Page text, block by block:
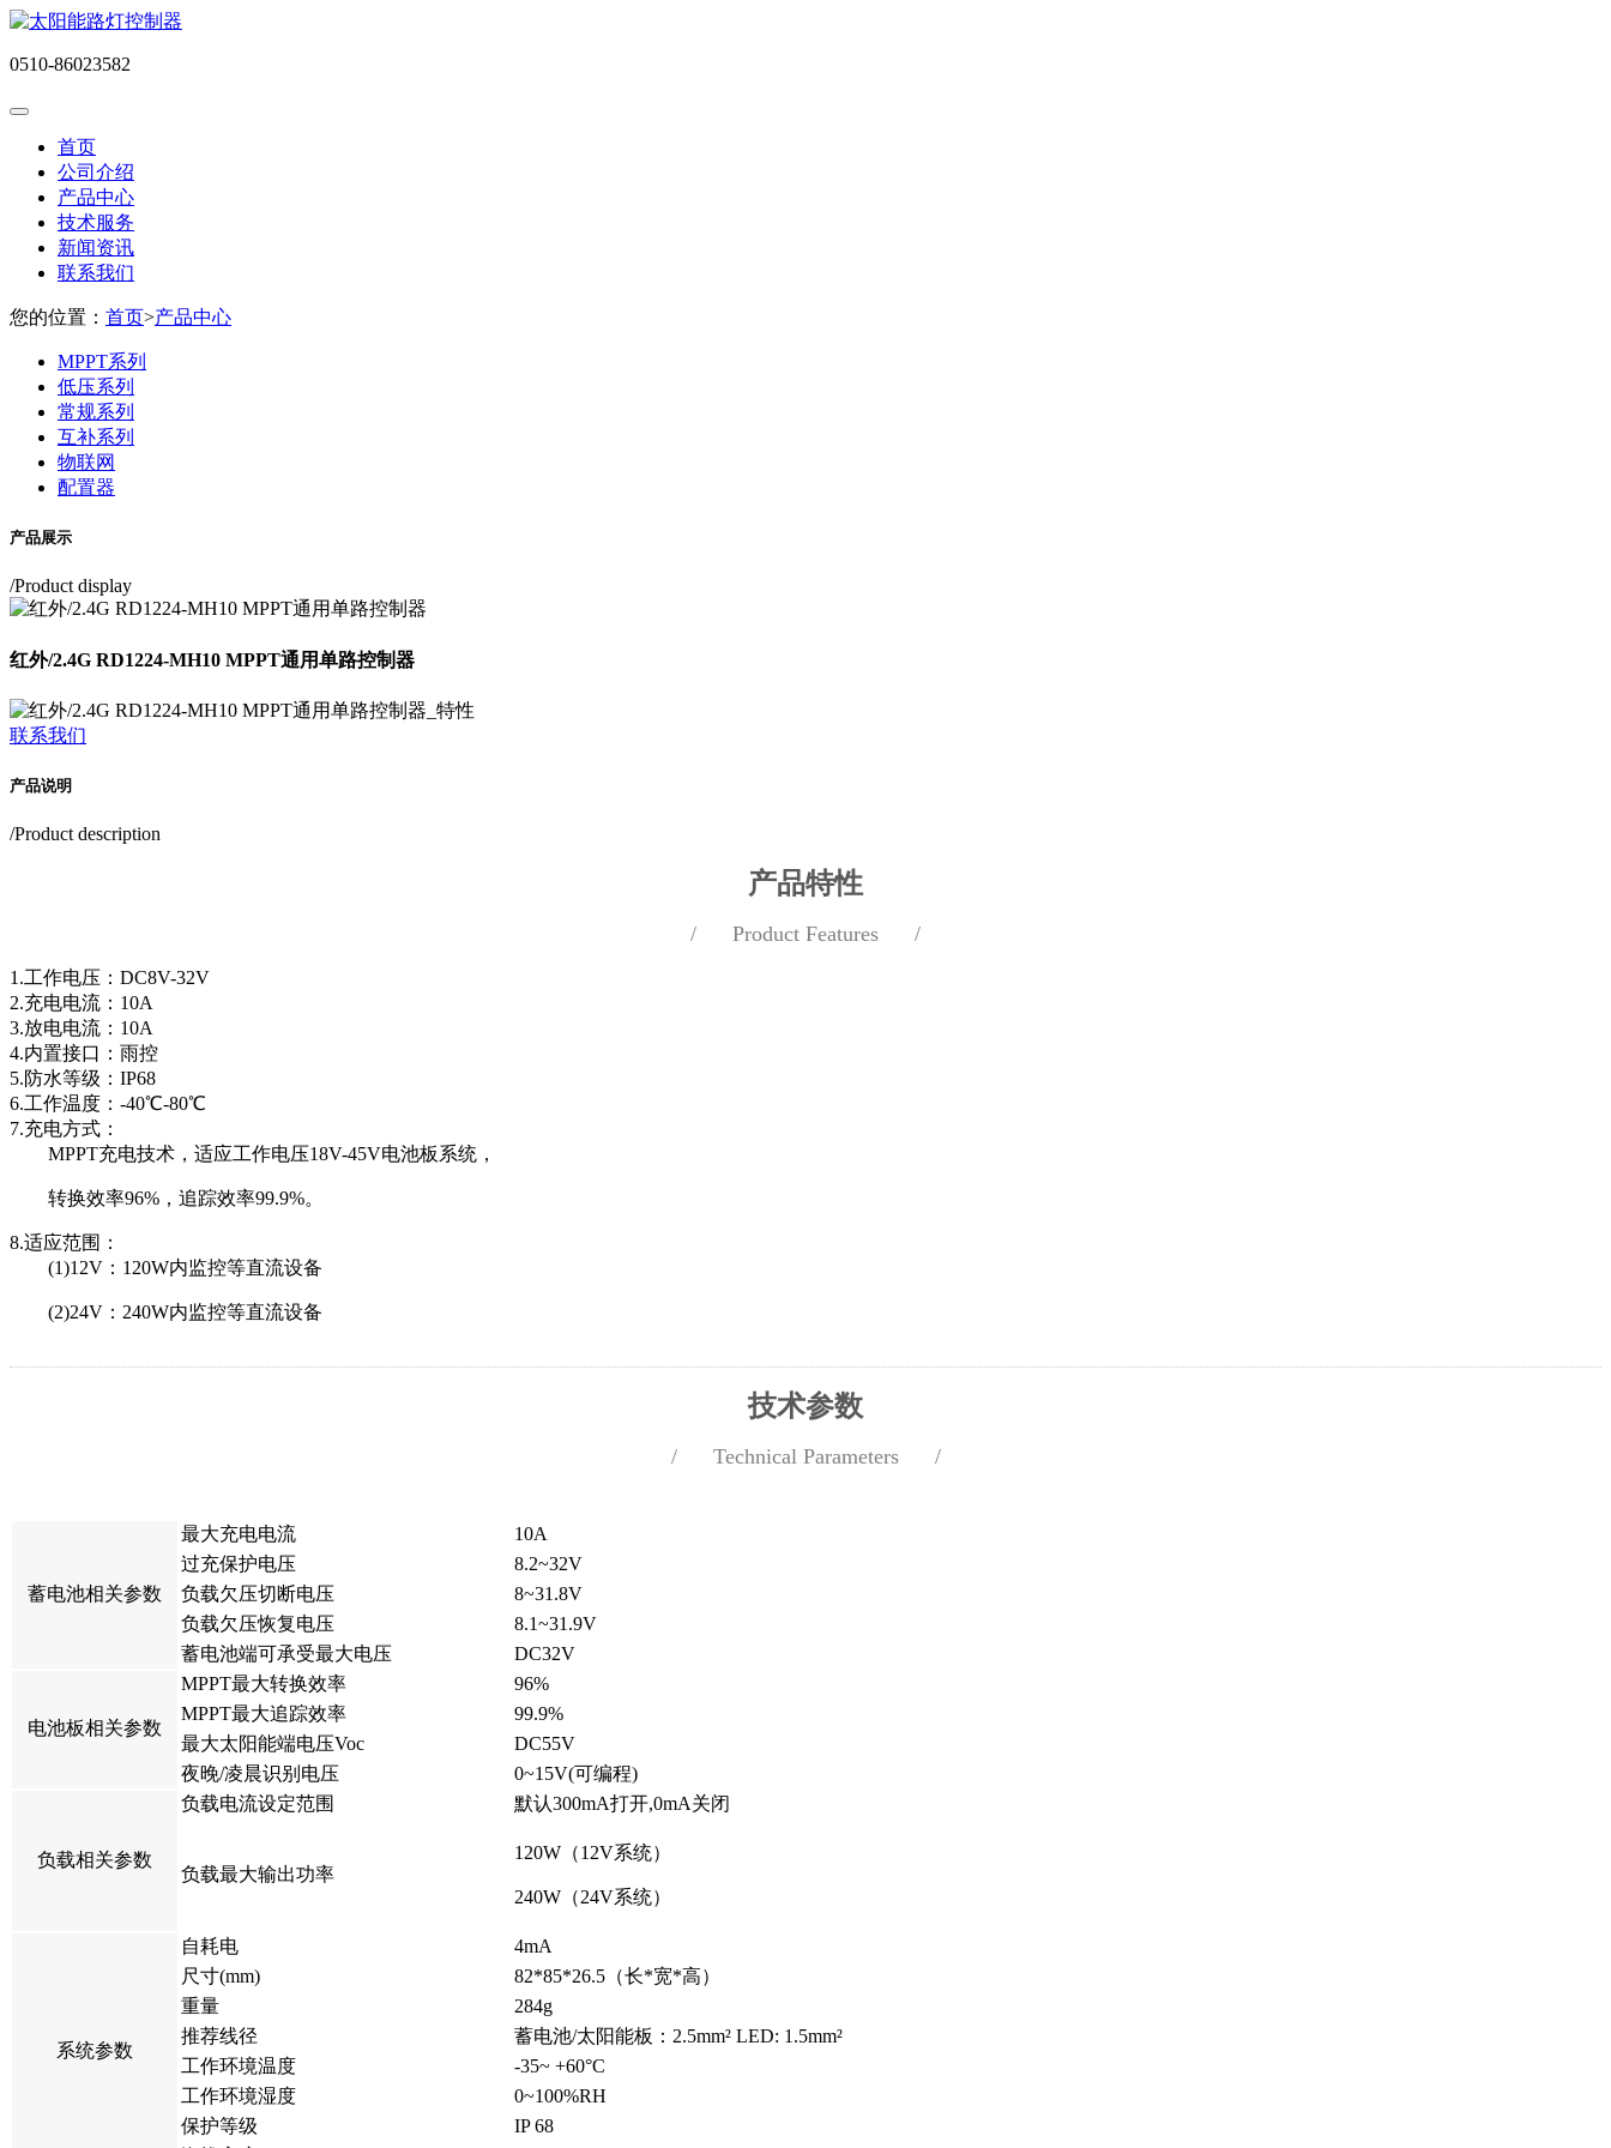
0510-86023582
首页
公司介绍
产品中心
技术服务
新闻资讯
联系我们
您的位置： 首页>产品中心
MPPT系列
低压系列
常规系列
互补系列
物联网
配置器
产品展示
/Product display
红外/2.4G RD1224-MH10 MPPT通用单路控制器
联系我们
产品说明
/Product description
产品特性
/ Product Features /
1.工作电压：DC8V-32V
2.充电电流：10A
3.放电电流：10A
4.内置接口：雨控
5.防水等级：IP68
6.工作温度：-40℃-80℃
7.充电方式：
MPPT充电技术，适应工作电压18V-45V电池板系统，
转换效率96%，追踪效率99.9%。
8.适应范围：
(1)12V：120W内监控等直流设备
(2)24V：240W内监控等直流设备
技术参数
/ Technical Parameters /
蓄电池相关参数
最大充电电流
10A
过充保护电压
8.2~32V
负载欠压切断电压
8~31.8V
负载欠压恢复电压
8.1~31.9V
蓄电池端可承受最大电压
DC32V
电池板相关参数
MPPT最大转换效率
96%
MPPT最大追踪效率
99.9%
最大太阳能端电压Voc
DC55V
夜晚/凌晨识别电压
0~15V(可编程)
负载相关参数
负载电流设定范围 默认300mA打开,0mA关闭
负载最大输出功率
120W（12V系统）
240W（24V系统）
系统参数
自耗电
4mA
尺寸(mm)
82*85*26.5（长*宽*高）
重量
284g
推荐线径
蓄电池/太阳能板：2.5mm² LED: 1.5mm²
工作环境温度
-35~ +60°C
工作环境湿度
0~100%RH
保护等级
IP 68